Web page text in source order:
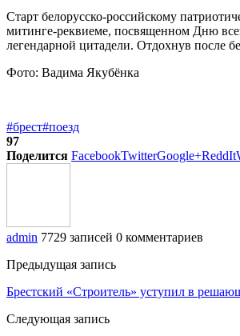
Старт белорусско-российскому
митинге-реквиеме, посвященном Дню
легендарной цитадели. Отдохнув после
Фото: Вадима Якубёнка
#брест#поезд
97
Поделится FacebookTwitterGoogle+ReddIt
admin 7729 записей 0 комментариев
Предыдущая запись
Брестский «Строитель» уступил в
Следующая запись